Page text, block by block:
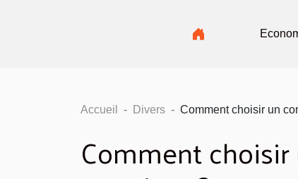
Accueil Divers Comment choisir un
Comment